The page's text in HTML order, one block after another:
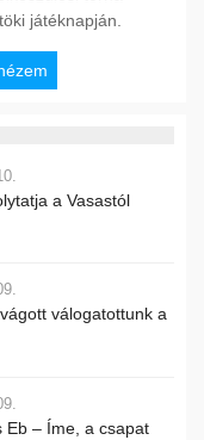
játéknapján.
a Vasastól
válogatottunk a
Eb – Íme, a csapat